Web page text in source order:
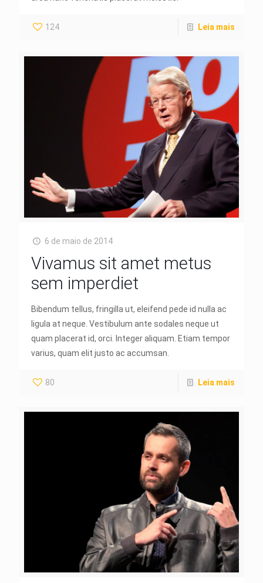
124 Leia mais
6 de maio de 2014
Vivamus sit amet metus
sem imperdiet
Bibendum tellus, fringilla ut, eleifend pede id nulla ac
ligula at neque. Vestibulum ante sodales neque ut
quam placerat id, orci. Integer aliquam. Etiam tempor
varius, quam elit justo ac accumsan.
80 Leia mais